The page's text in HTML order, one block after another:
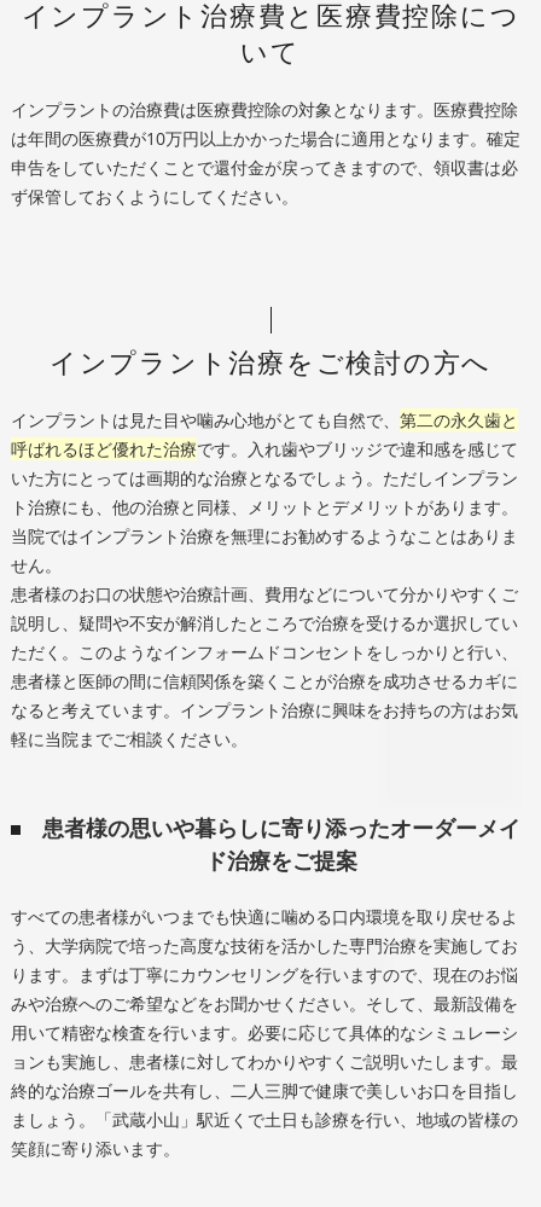
インプラント治療費と医療費控除につ
いて
インプラントの治療費は医療費控除の対象となります。医療費控除
は年間の医療費が10万円以上かかった場合に適用となります。確定
申告をしていただくことで還付金が戻ってきますので、領収書は必
ず保管しておくようにしてください。
インプラント治療をご検討の方へ
インプラントは見た目や噛み心地がとても自然で、 第二の永久歯と
呼ばれるほど優れた治療です。入れ歯やブリッジで違和感を感じて
いた方にとっては画期的な治療となるでしょう。ただしインプラン
ト治療にも、他の治療と同様、メリットとデメリットがあります。
当院ではインプラント治療を無理にお勧めするようなことはありま
せん。
患者様のお口の状態や治療計画、費用などについて分かりやすくご
説明し、疑問や不安が解消したところで治療を受けるか選択してい
ただく。このようなインフォームドコンセントをしっかりと行い、
患者様と医師の間に信頼関係を築くことが治療を成功させるカギに
なると考えています。インプラント治療に興味をお持ちの方はお気
軽に当院までご相談ください。
患者様の思いや暮らしに寄り添ったオーダーメイ
ド治療をご提案
すべての患者様がいつまでも快適に噛める口内環境を取り戻せるよ
う、大学病院で培った高度な技術を活かした専門治療を実施してお
ります。まずは丁寧にカウンセリングを行いますので、現在のお悩
みや治療へのご希望などをお聞かせください。そして、最新設備を
用いて精密な検査を行います。必要に応じて具体的なシミュレーシ
ョンも実施し、患者様に対してわかりやすくご説明いたします。最
終的な治療ゴールを共有し、二人三脚で健康で美しいお口を目指し
ましょう。「武蔵小山」駅近くで土日も診療を行い、地域の皆様の
笑顔に寄り添います。